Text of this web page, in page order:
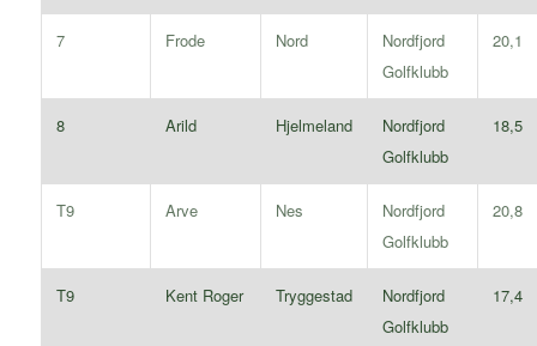
7 Frode Nord
Nordfjord
Golfklubb
20,1
8 Arild Hjelmeland
Nordfjord
Golfklubb
18,5
T9 Arve Nes
Nordfjord
Golfklubb
20,8
T9 Kent Roger Tryggestad
Nordfjord
Golfklubb
17,4